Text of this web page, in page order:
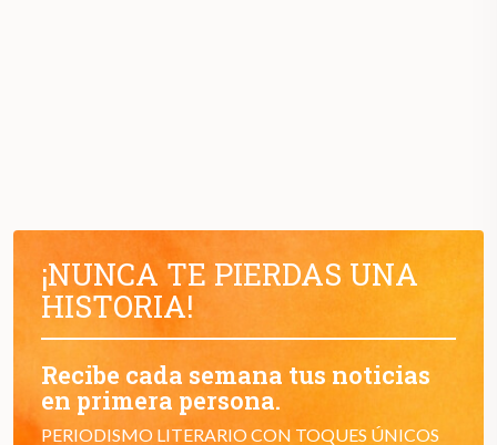
¡NUNCA TE PIERDAS UNA
HISTORIA!
Recibe cada semana tus noticias
en primera persona.
PERIODISMO LITERARIO CON TOQUES ÚNICOS